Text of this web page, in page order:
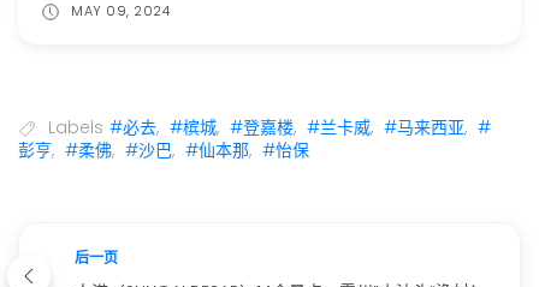
MAY 09, 2024
Labels #必去, #槟城, #登嘉楼, #兰卡威, #马来西亚, #
彭亨, #柔佛, #沙巴, #仙本那, #怡保
后一页